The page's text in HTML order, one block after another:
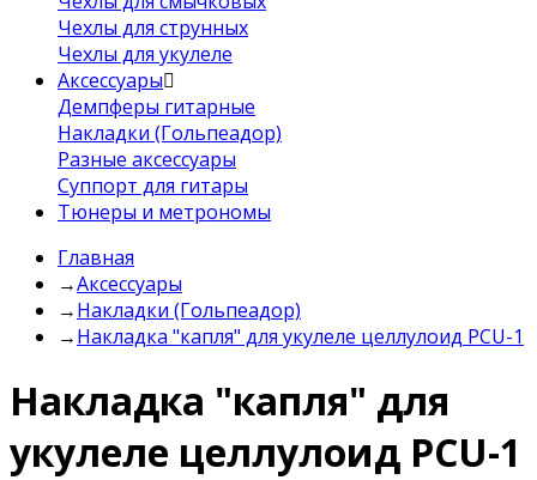
Чехлы для струнных
Чехлы для укулеле
Аксессуары
Демпферы гитарные
Накладки (Гольпеадор)
Разные аксессуары
Суппорт для гитары
Тюнеры и метрономы
Главная
→Аксессуары
→Накладки (Гольпеадор)
→Накладка "капля" для укулеле целлулоид PCU-1
Накладка "капля" для
укулеле целлулоид PCU-1